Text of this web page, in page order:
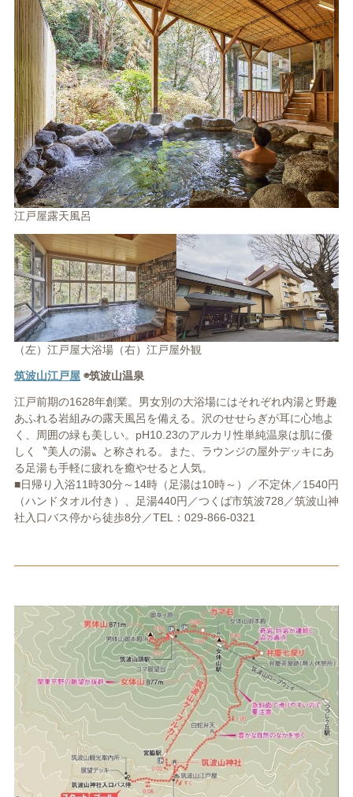
江戸屋露天風呂
（左）江戸屋大浴場（右）江戸屋外観
筑波山江戸屋◉筑波山温泉
江戸前期の1628年創業。男女別の大浴場にはそれぞれ内湯と野趣
あふれる岩組みの露天風呂を備える。沢のせせらぎが耳に心地よ
く、周囲の緑も美しい。pH10.23のアルカリ性単純温泉は肌に優
しく〝美人の湯〟と称される。また、ラウンジの屋外デッキにあ
る足湯も手軽に疲れを癒やせると人気。
■日帰り入浴11時30分～14時（足湯は10時～）／不定休／1540円
（ハンドタオル付き）、足湯440円／つくば市筑波728／筑波山神
社入口バス停から徒歩8分／TEL：029-866-0321